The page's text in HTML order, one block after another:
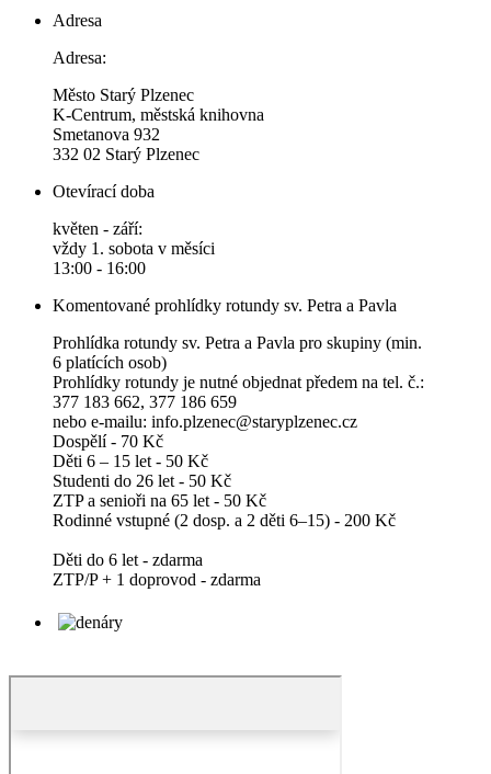
Adresa
Adresa:
Město Starý Plzenec
K-Centrum, městská knihovna
Smetanova 932
332 02 Starý Plzenec
Otevírací doba
květen - září:
vždy 1. sobota v měsíci
13:00 - 16:00
Komentované prohlídky rotundy sv. Petra a Pavla
Prohlídka rotundy sv. Petra a Pavla pro skupiny (min.
6 platících osob)
Prohlídky rotundy je nutné objednat předem na tel. č.:
377 183 662, 377 186 659
nebo e-mailu: info.plzenec@staryplzenec.cz
Dospělí - 70 Kč
Děti 6 – 15 let - 50 Kč
Studenti do 26 let - 50 Kč
ZTP a senioři na 65 let - 50 Kč
Rodinné vstupné (2 dosp. a 2 děti 6–15) - 200 Kč
Děti do 6 let - zdarma
ZTP/P + 1 doprovod - zdarma